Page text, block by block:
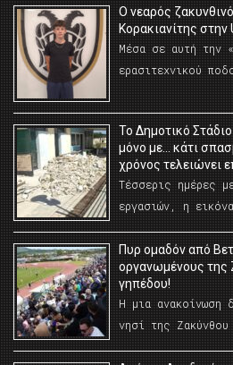
O νεαρός
Κορακιανίτης
Μέσα σε αυτή την
ερασιτεχνικού
Το Δημοτικό
μόνο με… κάτι
χρόνος τελειώνει
Τέσσερις ημέρες
εργασιών, η
Πυρ ομαδόν από
οργανωμένους της
γηπέδου!
Η μια ανακοίνωση
νησί της Ζακύνθου …